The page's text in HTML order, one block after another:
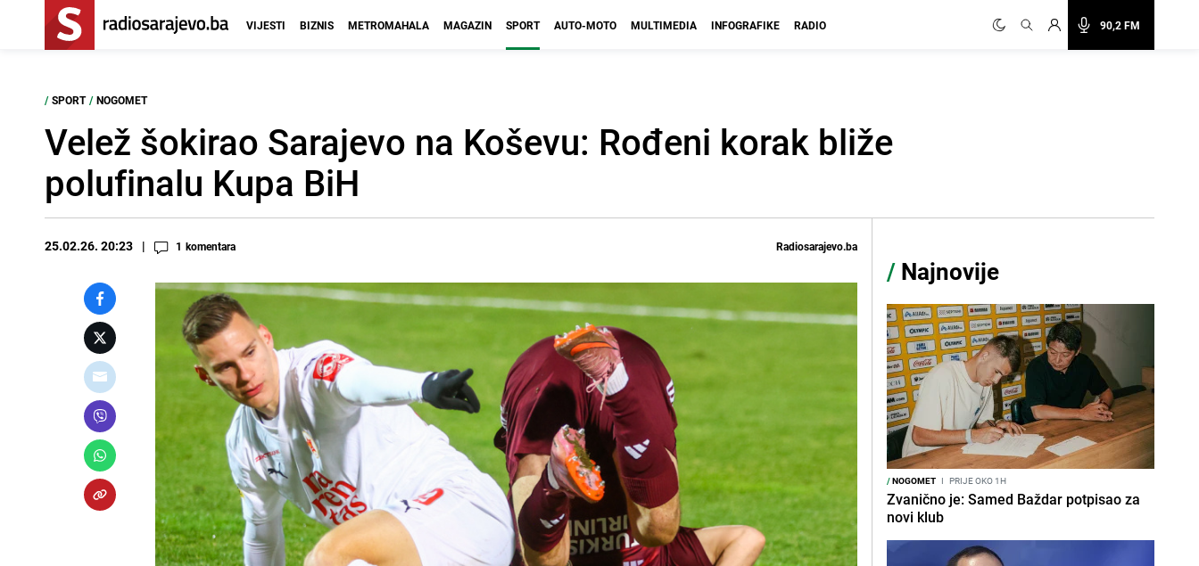
90,2 FM
VIJESTI BIZNIS METROMAHALA MAGAZIN SPORT AUTO-MOTO MULTIMEDIA INFOGRAFIKE RADIO
/ SPORT / NOGOMET
Velež šokirao Sarajevo na Koševu: Rođeni korak bliže
polufinalu Kupa BiH
25.02.26. 20:23 1 komentara Radiosarajevo.ba
/ Najnovije
/NOGOMET I PRIJE OKO 1H
Zvanično je: Samed Baždar potpisao za
novi klub